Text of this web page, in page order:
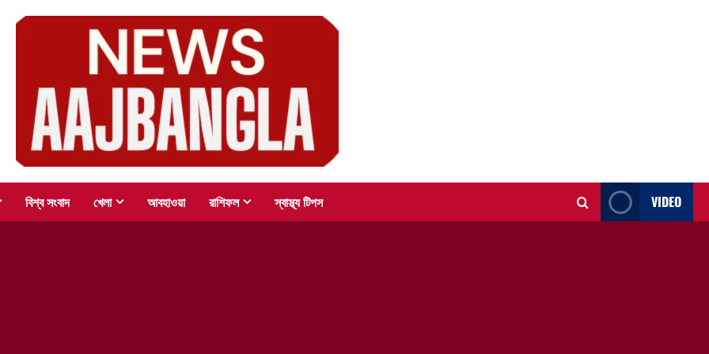
বিশ্ব সংবাদ খেলা আবহাওয়া রাশিফল স্বাস্থ্য টিপস VIDEO